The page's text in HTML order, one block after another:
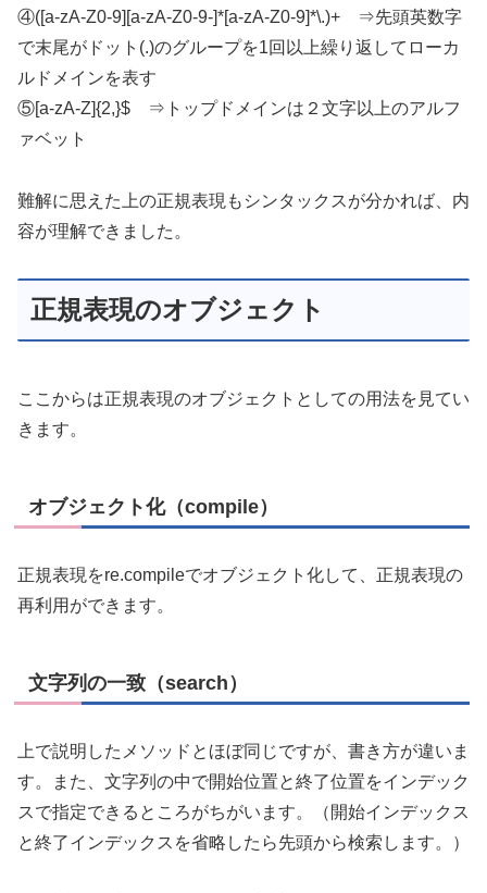
④([a-zA-Z0-9][a-zA-Z0-9-]*[a-zA-Z0-9]*\.)+ ⇒先頭英数字
で末尾がドット(.)のグループを1回以上繰り返してローカ
ルドメインを表す
⑤[a-zA-Z]{2,}$ ⇒トップドメインは２文字以上のアルフ
ァベット
難解に思えた上の正規表現もシンタックスが分かれば、内
容が理解できました。
正規表現のオブジェクト
ここからは正規表現のオブジェクトとしての用法を見てい
きます。
オブジェクト化（compile）
正規表現をre.compileでオブジェクト化して、正規表現の
再利用ができます。
文字列の一致（search）
上で説明したメソッドとほぼ同じですが、書き方が違いま
す。また、文字列の中で開始位置と終了位置をインデック
スで指定できるところがちがいます。（開始インデックス
と終了インデックスを省略したら先頭から検索します。）